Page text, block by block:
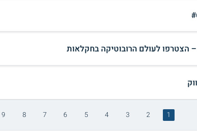
הצטרפו לעולם הרובוטיקה בחקלאות
1
2
3
4
5
6
7
8
9